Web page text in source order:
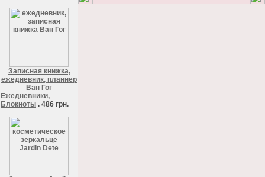
Записная книжка,
ежедневник, планнер
Ван Гог
Ежедневники,
Блокноты . 486 грн.